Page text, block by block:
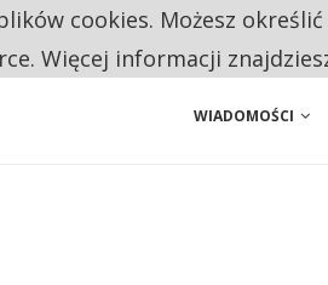
Z EMERYTURY SENIORZY PRZEZNACZAJĄ
WIADOMOŚCI
cookies. Możesz
Więcej informacji